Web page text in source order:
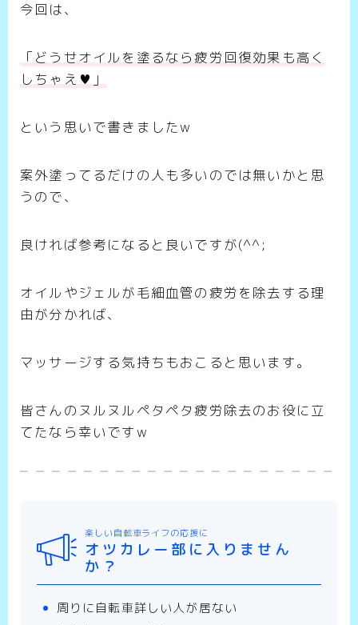
今回は、
「どうせオイルを塗るなら疲労回復効果も高く
しちゃえ♥」
という思いで書きましたw
案外塗ってるだけの人も多いのでは無いかと思
うので、
良ければ参考になると良いですが(^^;
オイルやジェルが毛細血管の疲労を除去する理
由が分かれば、
マッサージする気持ちもおこると思います。
皆さんのヌルヌルペタペタ疲労除去のお役に立
てたなら幸いですw
楽しい自転車ライフの応援に
オツカレー部に入りません
か？
周りに自転車詳しい人が居ない